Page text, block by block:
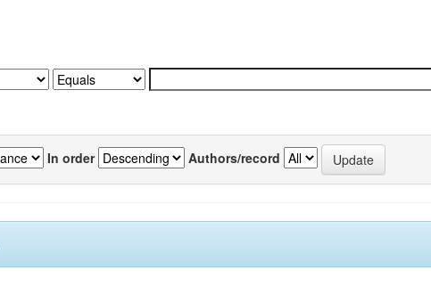
In order Authors/record